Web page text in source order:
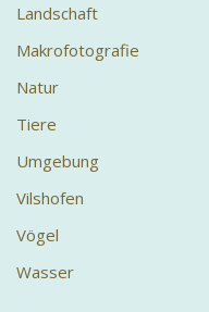
Landschaft
Makrofotografie
Natur
Tiere
Umgebung
Vilshofen
Vögel
Wasser